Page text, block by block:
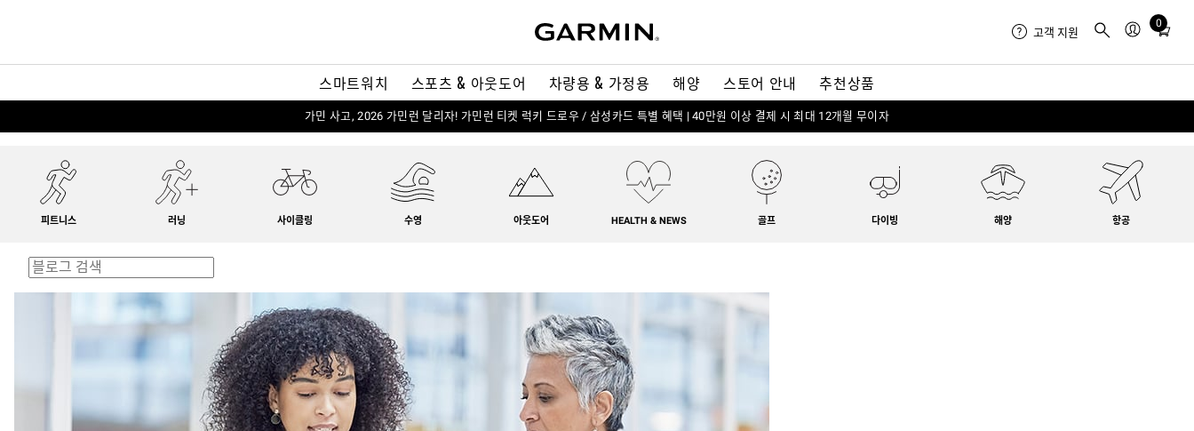
스마트워치 스포츠 & 아웃도어 차량용 & 가정용 해양 스토어 안내 추천상품
고객 지원
0
Total
in
가민 사고, 2026 가민런 달리자! 가민런 티켓 럭키 드로우 / 삼성카드 특별 혜택 | 40만원 이상 결제 시 최대 12개월 무이자
피트니스 러닝 사이클링 수영 아웃도어 HEALTH & NEWS 골프 다이빙 해양 항공